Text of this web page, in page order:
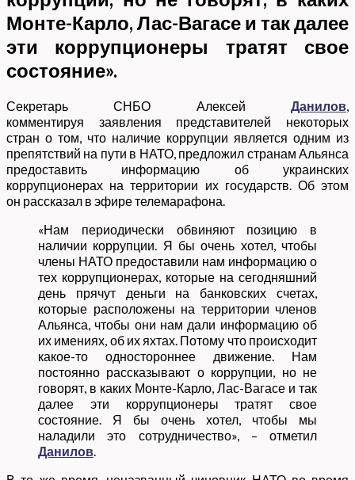
Монте-Карло, Лас-Вагасе и так далее
эти коррупционеры тратят свое
состояние».
Секретарь СНБО Алексей Данилов,
комментируя заявления представителей некоторых
стран о том, что наличие коррупции является одним из
препятствий на пути в НАТО, предложил странам Альянса
предоставить информацию об украинских
коррупционерах на территории их государств. Об этом
он рассказал в эфире телемарафона.
«Нам периодически обвиняют позицию в
наличии коррупции. Я бы очень хотел, чтобы
члены НАТО предоставили нам информацию о
тех коррупционерах, которые на сегодняшний
день прячут деньги на банковских счетах,
которые расположены на территории членов
Альянса, чтобы они нам дали информацию об
их имениях, об их яхтах. Потому что происходит
какое-то одностороннее движение. Нам
постоянно рассказывают о коррупции, но не
говорят, в каких Монте-Карло, Лас-Вагасе и так
далее эти коррупционеры тратят свое
состояние. Я бы очень хотел, чтобы мы
наладили это сотрудничество», – отметил
Данилов.